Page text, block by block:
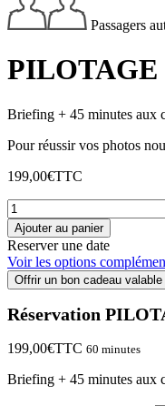
Passagers
PILOTAGE
Briefing + 45 minutes aux
Pour réussir vos photos
199,00€TTC
quantité
de
PILOTAGE
DECOUVERTE
Ajouter au panier
Reserver une date
Voir les options
Offrir un bon cadeau valable
Réservation
199,00€TTC 60 minutes
Briefing + 45 minutes aux